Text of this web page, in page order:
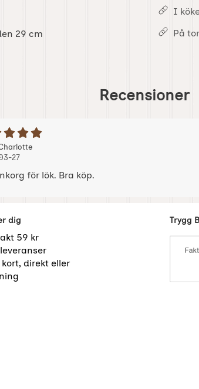
29 cm
I
På
Recensioner
Betyg: 5 Stjärnor av 5
av: , 2023-03-27
, 2023-03-27
27
för lök. Bra köp.
dig
59 kr
direkt eller
Trygg